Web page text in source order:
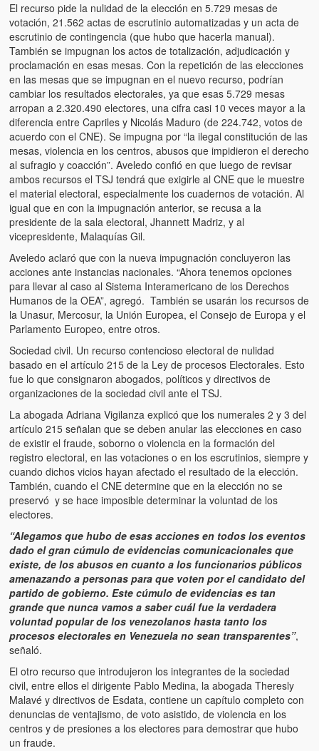
Víctimas del régimen dictatorial de Chávez desde que tomó el
poder hasta el 31 de diciembre de 2009
Víctimas inocentes de la violencia castrista del 4 de Febrero de
1992
¡¡¡Miserable traidor, mira a tu pueblo!!! (Despicable traitor, look
your country!!!)
Fotos
Versos
Cuentos
Videos
Chistes
El recurso pide la nulidad de la elección en 5.729 mesas de
votación, 21.562 actas de escrutinio automatizadas y un acta de
escrutinio de contingencia (que hubo que hacerla manual).
También se impugnan los actos de totalización, adjudicación y
proclamación en esas mesas. Con la repetición de las elecciones
en las mesas que se impugnan en el nuevo recurso, podrían
cambiar los resultados electorales, ya que esas 5.729 mesas
arropan a 2.320.490 electores, una cifra casi 10 veces mayor a la
diferencia entre Capriles y Nicolás Maduro (de 224.742, votos de
acuerdo con el CNE). Se impugna por “la ilegal constitución de las
mesas, violencia en los centros, abusos que impidieron el derecho
al sufragio y coacción”. Aveledo confió en que luego de revisar
ambos recursos el TSJ tendrá que exigirle al CNE que le muestre
el material electoral, especialmente los cuadernos de votación. Al
igual que en con la impugnación anterior, se recusa a la
presidente de la sala electoral, Jhannett Madriz, y al
vicepresidente, Malaquías Gil.
Aveledo aclaró que con la nueva impugnación concluyeron las
acciones ante instancias nacionales. “Ahora tenemos opciones
para llevar al caso al Sistema Interamericano de los Derechos
Humanos de la OEA”, agregó. También se usarán los recursos de
la Unasur, Mercosur, la Unión Europea, el Consejo de Europa y el
Parlamento Europeo, entre otros.
Sociedad civil. Un recurso contencioso electoral de nulidad
basado en el artículo 215 de la Ley de procesos Electorales. Esto
fue lo que consignaron abogados, políticos y directivos de
organizaciones de la sociedad civil ante el TSJ.
La abogada Adriana Vigilanza explicó que los numerales 2 y 3 del
artículo 215 señalan que se deben anular las elecciones en caso
de existir el fraude, soborno o violencia en la formación del
registro electoral, en las votaciones o en los escrutinios, siempre y
cuando dichos vicios hayan afectado el resultado de la elección.
También, cuando el CNE determine que en la elección no se
preservó y se hace imposible determinar la voluntad de los
electores.
“Alegamos que hubo de esas acciones en todos los eventos
dado el gran cúmulo de evidencias comunicacionales que
existe, de los abusos en cuanto a los funcionarios públicos
amenazando a personas para que voten por el candidato del
partido de gobierno. Este cúmulo de evidencias es tan
grande que nunca vamos a saber cuál fue la verdadera
voluntad popular de los venezolanos hasta tanto los
procesos electorales en Venezuela no sean transparentes”,
señaló.
El otro recurso que introdujeron los integrantes de la sociedad
civil, entre ellos el dirigente Pablo Medina, la abogada Theresly
Malavé y directivos de Esdata, contiene un capítulo completo con
denuncias de ventajismo, de voto asistido, de violencia en los
centros y de presiones a los electores para demostrar que hubo
un fraude.